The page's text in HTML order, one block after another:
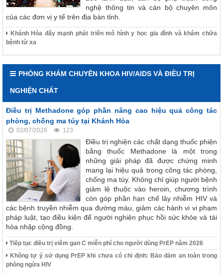
nghệ thông tin và cán bộ chuyên môn
của các đơn vị y tế trên địa bàn tỉnh.
Khánh Hòa đẩy mạnh phát triển mô hình y học gia đình và khám chữa
bệnh từ xa
PHÒNG KHÁM CHUYÊN KHOA HIV/AIDS VÀ ĐIỀU TRỊ
NGHIỆN CHẤT
Điều trị Methadone góp phần nâng cao hiệu quả công tác
phòng, chống ma túy tại Khánh Hòa
02/07/2026 123
Điều trị nghiện các chất dạng thuốc phiện
bằng thuốc Methadone là một trong
những giải pháp đã được chứng minh
mang lại hiệu quả trong công tác phòng,
chống ma túy. Không chỉ giúp người bệnh
giảm lệ thuộc vào heroin, chương trình
còn góp phần hạn chế lây nhiễm HIV và
các bệnh truyền nhiễm qua đường máu, giảm các hành vi vi phạm
pháp luật, tạo điều kiện để người nghiện phục hồi sức khỏe và tái
hòa nhập cộng đồng.
Tiếp tục điều trị viêm gan C miễn phí cho người dùng PrEP năm 2026
Không tự ý sử dụng PrEP khi chưa có chỉ định: Bảo đảm an toàn trong
phòng ngừa HIV